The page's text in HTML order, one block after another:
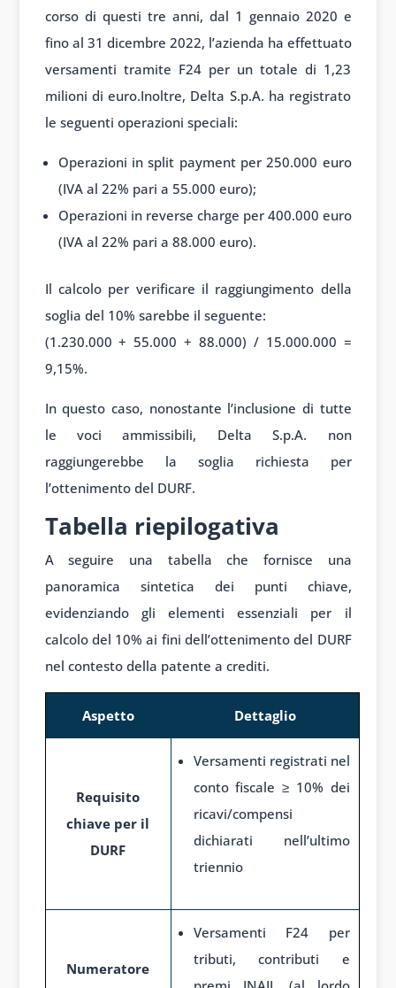
corso di questi tre anni, dal 1 gennaio 2020 e
fino al 31 dicembre 2022, l’azienda ha effettuato
versamenti tramite F24 per un totale di 1,23
milioni di euro.Inoltre, Delta S.p.A. ha registrato
le seguenti operazioni speciali:
Operazioni in split payment per 250.000 euro
(IVA al 22% pari a 55.000 euro);
Operazioni in reverse charge per 400.000 euro
(IVA al 22% pari a 88.000 euro).
Il calcolo per verificare il raggiungimento della
soglia del 10% sarebbe il seguente:
(1.230.000 + 55.000 + 88.000) / 15.000.000 =
9,15%.
In questo caso, nonostante l’inclusione di tutte
le voci ammissibili, Delta S.p.A. non
raggiungerebbe la soglia richiesta per
l’ottenimento del DURF.
Tabella riepilogativa
A seguire una tabella che fornisce una
panoramica sintetica dei punti chiave,
evidenziando gli elementi essenziali per il
calcolo del 10% ai fini dell’ottenimento del DURF
nel contesto della patente a crediti.
Aspetto Dettaglio
Requisito
chiave per il
DURF
Versamenti registrati nel
conto fiscale ≥ 10% dei
ricavi/compensi
dichiarati nell’ultimo
triennio
Numeratore
Versamenti F24 per
tributi, contributi e